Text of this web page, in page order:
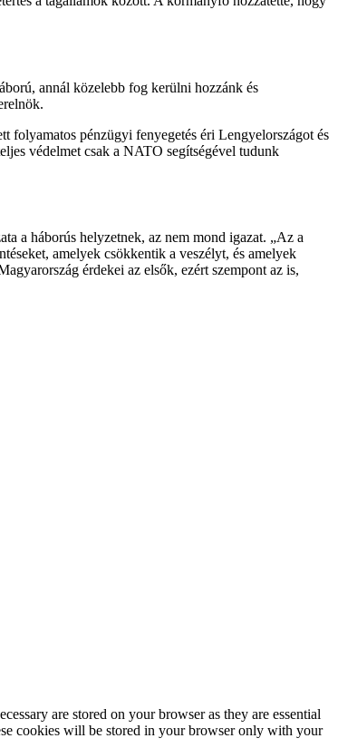
annál közelebb fog kerülni hozzánk és
folyamatos pénzügyi fenyegetés éri Lengyelországot és
védelmet csak a NATO segítségével tudunk
a háborús helyzetnek, az nem mond igazat. „Az a
amelyek csökkentik a veszélyt, és amelyek
érdekei az elsők, ezért szempont az is,
are stored on your browser as they are essential
cookies will be stored in your browser only with your